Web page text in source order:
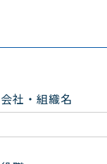
会社・組織名